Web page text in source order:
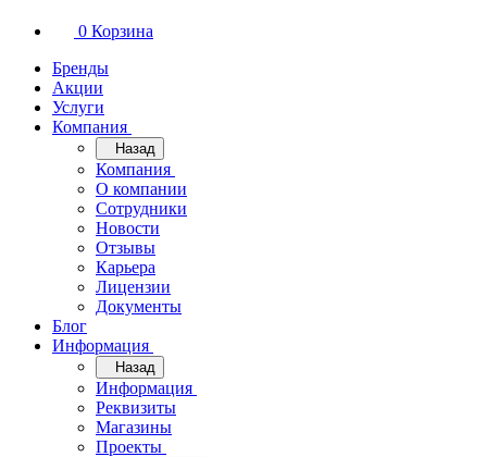
0 Корзина
Бренды
Акции
Услуги
Компания
Назад
Компания
О компании
Сотрудники
Новости
Отзывы
Карьера
Лицензии
Документы
Блог
Информация
Назад
Информация
Реквизиты
Магазины
Проекты